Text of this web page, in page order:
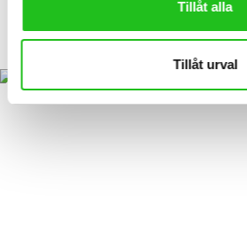
Tillåt alla
Tillåt urval
Orbea OIZ H30